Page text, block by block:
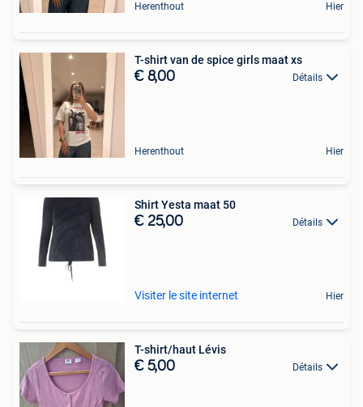
Herenthout Hier
T-shirt van de spice girls maat xs
€ 8,00 Détails
Herenthout Hier
Shirt Yesta maat 50
€ 25,00 Détails
Visiter le site internet Hier
T-shirt/haut Lévis
€ 5,00 Détails